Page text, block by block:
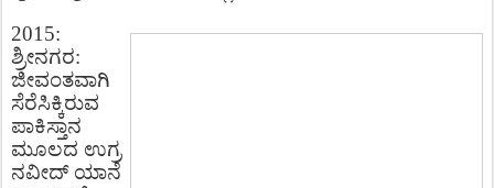
2015:
ಶ್ರೀನಗರ:
ಜೀವಂತವಾಗಿ
ಸೆರೆಸಿಕ್ಕಿರುವ
ಪಾಕಿಸ್ತಾನ
ಮೂಲದ ಉಗ್ರ
ನವೀದ್ ಯಾನೆ